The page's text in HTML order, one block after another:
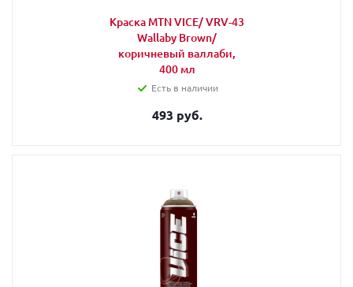
Краска MTN VICE/ VRV-43
Wallaby Brown/
коричневый валлаби,
400 мл
Есть в наличии
493 руб.